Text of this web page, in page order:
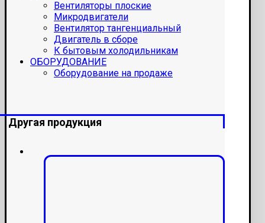
Вентиляторы плоские
Микродвигатели
Вентилятор тангенциальный
Двигатель в сборе
К бытовым холодильникам
ОБОРУДОВАНИЕ
Оборудование на продаже
Другая продукция